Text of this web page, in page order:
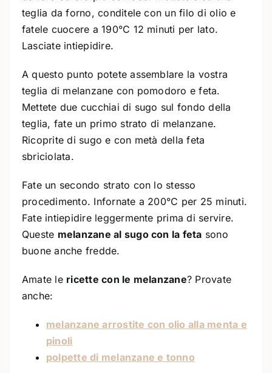
teglia da forno, conditele con un filo di olio e
fatele cuocere a 190°C 12 minuti per lato.
Lasciate intiepidire.
A questo punto potete assemblare la vostra
teglia di melanzane con pomodoro e feta.
Mettete due cucchiai di sugo sul fondo della
teglia, fate un primo strato di melanzane.
Ricoprite di sugo e con metà della feta
sbriciolata.
Fate un secondo strato con lo stesso
procedimento. Infornate a 200°C per 25 minuti.
Fate intiepidire leggermente prima di servire.
Queste melanzane al sugo con la feta sono
buone anche fredde.
Amate le ricette con le melanzane? Provate
anche:
melanzane arrostite con olio alla menta e
pinoli
polpette di melanzane e tonno